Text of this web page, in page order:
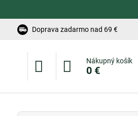
Doprava zadarmo nad 69 €
Nákupný košík
0 €